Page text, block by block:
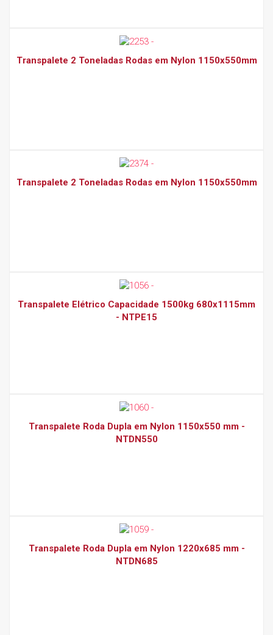
Transpalete 2 Toneladas Rodas em Nylon 1150x550mm
Transpalete 2 Toneladas Rodas em Nylon 1150x550mm
Transpalete Elétrico Capacidade 1500kg 680x1115mm
- NTPE15
Transpalete Roda Dupla em Nylon 1150x550 mm -
NTDN550
Transpalete Roda Dupla em Nylon 1220x685 mm -
NTDN685